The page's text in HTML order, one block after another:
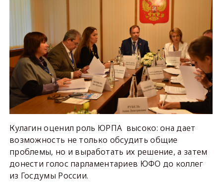
Кулагин оценил роль ЮРПА высоко: она дает
возможность не только обсудить общие
проблемы, но и выработать их решение, а затем
донести голос парламентариев ЮФО до коллег
из Госдумы России.